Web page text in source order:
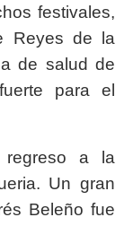
festivales,
Reyes de la
de salud de
para el
regreso a la
Un gran
Beleño fue